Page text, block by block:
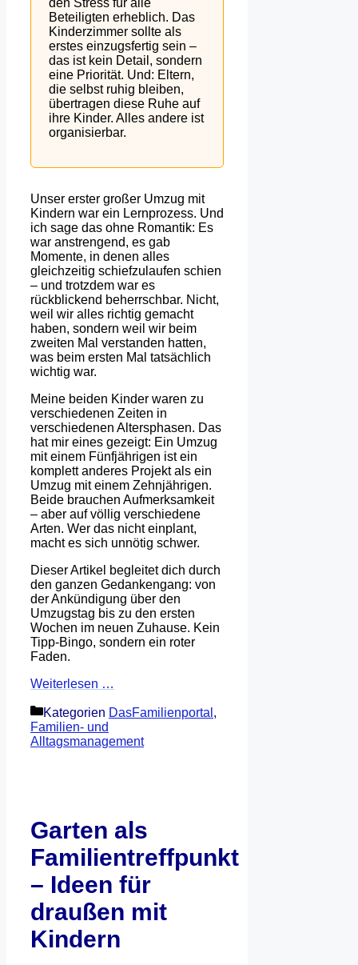
Beteiligten erheblich. Das
Kinderzimmer sollte als
erstes einzugsfertig sein –
das ist kein Detail, sondern
eine Priorität. Und: Eltern,
die selbst ruhig bleiben,
übertragen diese Ruhe auf
ihre Kinder. Alles andere ist
organisierbar.
Unser erster großer Umzug mit
Kindern war ein Lernprozess. Und
ich sage das ohne Romantik: Es
war anstrengend, es gab
Momente, in denen alles
gleichzeitig schiefzulaufen schien
– und trotzdem war es
rückblickend beherrschbar. Nicht,
weil wir alles richtig gemacht
haben, sondern weil wir beim
zweiten Mal verstanden hatten,
was beim ersten Mal tatsächlich
wichtig war.
Meine beiden Kinder waren zu
verschiedenen Zeiten in
verschiedenen Altersphasen. Das
hat mir eines gezeigt: Ein Umzug
mit einem Fünfjährigen ist ein
komplett anderes Projekt als ein
Umzug mit einem Zehnjährigen.
Beide brauchen Aufmerksamkeit
– aber auf völlig verschiedene
Arten. Wer das nicht einplant,
macht es sich unnötig schwer.
Dieser Artikel begleitet dich durch
den ganzen Gedankengang: von
der Ankündigung über den
Umzugstag bis zu den ersten
Wochen im neuen Zuhause. Kein
Tipp-Bingo, sondern ein roter
Faden.
Weiterlesen …
Kategorien DasFamilienportal ,
Familien- und
Alltagsmanagement
Garten als
Familientreffpunkt
– Ideen für
draußen mit
Kindern